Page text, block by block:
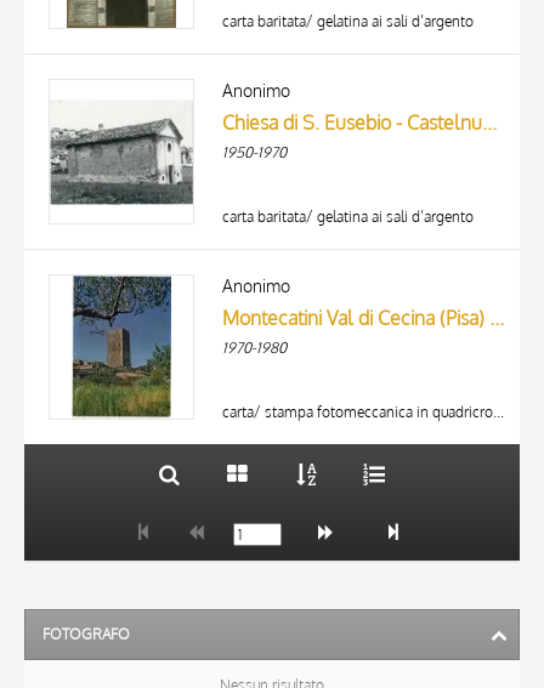
carta baritata/ gelatina ai sali d’argento
Anonimo
Chiesa di S. Eusebio - Castelnuovo Don Bosco (Asti) - Chiesa Romanica
1950-1970
carta baritata/ gelatina ai sali d’argento
Anonimo
Montecatini Val di Cecina (Pisa) - Torre dei Belforti - (sec. XII e XIII)
1970-1980
carta/ stampa fotomeccanica in quadricromia
TITOLO
ARTISTA
20 RISULTATI
FOTOGRAFO